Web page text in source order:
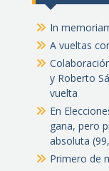
In
A vueltas
y Roberto
vuelta
En
gana, pero
absoluta
Primero de